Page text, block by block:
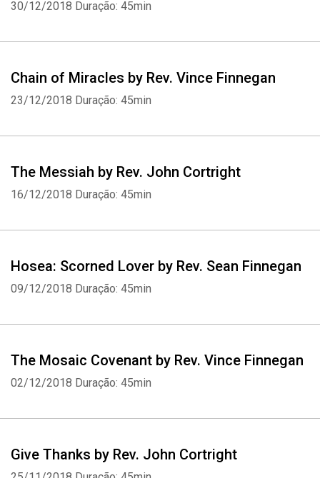
30/12/2018 Duração: 45min
Chain of Miracles by Rev. Vince Finnegan
23/12/2018 Duração: 45min
The Messiah by Rev. John Cortright
16/12/2018 Duração: 45min
Hosea: Scorned Lover by Rev. Sean Finnegan
09/12/2018 Duração: 45min
The Mosaic Covenant by Rev. Vince Finnegan
02/12/2018 Duração: 45min
Give Thanks by Rev. John Cortright
Whatsapp Facebook Twitter E-mail